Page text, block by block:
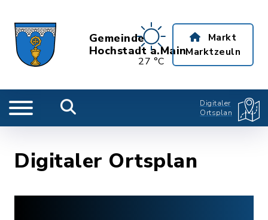
Gemeinde
Hochstadt a.Main
27 °C
Markt
Marktzeuln
Digitaler
Ortsplan
Digitaler Ortsplan